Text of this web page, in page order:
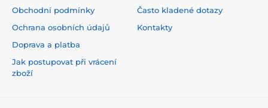
tapety vhodné do jakékoli místnosti. Barvy splňují
přísné normy a mají VOC i GREENGUARD GOLD
vodní bázi, což zaručuje jejich zdravotní nezávadnost.
Obchodní podmínky
Ochrana osobních údajů
Doprava a platba
Jak postupovat při vrácení
zboží
Často kladené dotazy
Kontakty